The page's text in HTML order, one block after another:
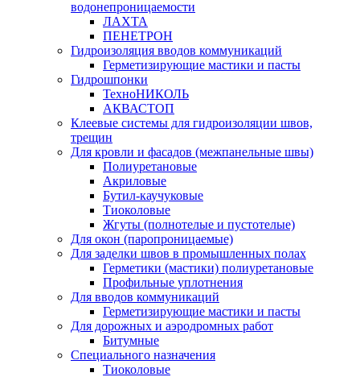
водонепроницаемости
ЛАХТА
ПЕНЕТРОН
Гидроизоляция вводов коммуникаций
Герметизирующие мастики и пасты
Гидрошпонки
ТехноНИКОЛЬ
АКВАСТОП
Клеевые системы для гидроизоляции швов,
трещин
Для кровли и фасадов (межпанельные швы)
Полиуретановые
Акриловые
Бутил-каучуковые
Тиоколовые
Жгуты (полнотелые и пустотелые)
Для окон (паропроницаемые)
Для заделки швов в промышленных полах
Герметики (мастики) полиуретановые
Профильные уплотнения
Для вводов коммуникаций
Герметизирующие мастики и пасты
Для дорожных и аэродромных работ
Битумные
Специального назначения
Тиоколовые